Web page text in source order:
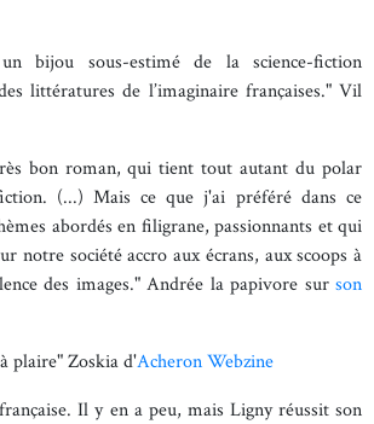
bijou sous-estimé de la science-fiction
littératures de l’imaginaire françaises." Vil
bon roman, qui tient tout autant du polar
(...) Mais ce que j'ai préféré dans ce
abordés en filigrane, passionnants et qui
notre société accro aux écrans, aux scoops à
des images." Andrée la papivore sur son
plaire" Zoskia d'Acheron Webzine
Il y en a peu, mais Ligny réussit son